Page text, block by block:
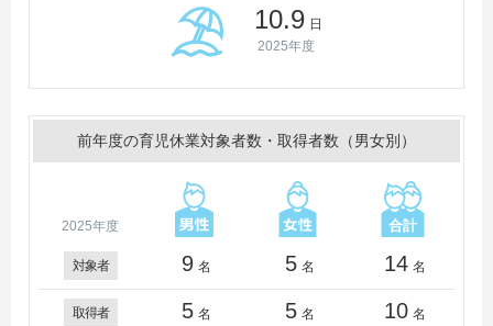
10.9 日
2025年度
前年度の育児休業対象者数・取得者数（男女別）
2025年度
対象者 9 名 5 名 14 名
取得者 5 名 5 名 10 名